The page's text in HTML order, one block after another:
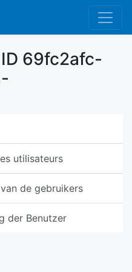
69fc2afc-
utilisateurs
de gebruikers
der Benutzer